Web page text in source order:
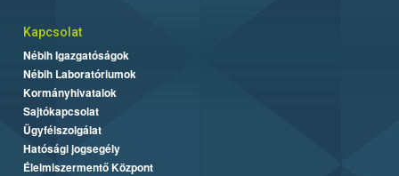
Kapcsolat
Nébih Igazgatóságok
Nébih Laboratóriumok
Kormányhivatalok
Sajtókapcsolat
Ügyfélszolgálat
Hatósági jogsegély
Élelmiszermentő Központ